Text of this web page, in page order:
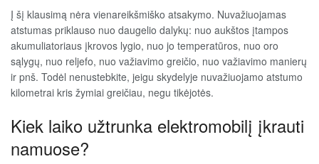
Į šį klausimą nėra vienareikšmiško atsakymo. Nuvažiuojamas
atstumas priklauso nuo daugelio dalykų: nuo aukštos įtampos
akumuliatoriaus įkrovos lygio, nuo jo temperatūros, nuo oro
sąlygų, nuo reljefo, nuo važiavimo greičio, nuo važiavimo manierų
ir pnš. Todėl nenustebkite, jeigu skydelyje nuvažiuojamo atstumo
kilometrai kris žymiai greičiau, negu tikėjotės.
Kiek laiko užtrunka elektromobilį įkrauti
namuose?